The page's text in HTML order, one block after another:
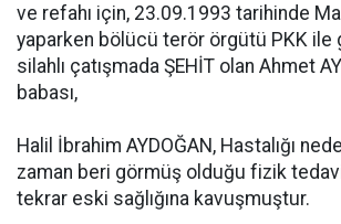
ve refahı için, 23.09.1993 tarihinde
yaparken bölücü terör örgütü PKK ile
silahlı çatışmada ŞEHİT olan Ahmet
babası,
Halil İbrahim AYDOĞAN, Hastalığı
zaman beri görmüş olduğu fizik
tekrar eski sağlığına kavuşmuştur.